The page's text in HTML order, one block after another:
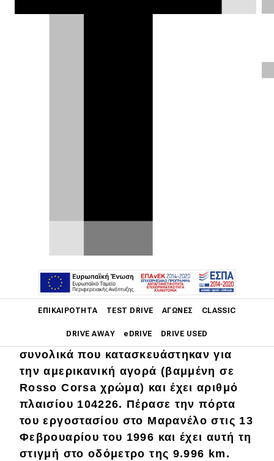
ΕΠΙΚΑΙΡΌΤΗΤΑ TEST DRIVE ΑΓΏΝΕΣ CLASSIC
DRIVE AWAY eDRIVE DRIVE USED
Main navigation
Επικαιρότητα
Νέα μοντέλα
Πρωτότυπα
Ελλάδα
εκκίνησης τα 4,5 εκατ. δολάρια...
Η συγκεκριμένη Ferrari F50 που θα
Pebble Beach, είναι η μία από τις 55
συνολικά που κατασκευάστηκαν για
την αμερικανική αγορά (βαμμένη σε
Rosso Corsa χρώμα) και έχει αριθμό
πλαισίου 104226. Πέρασε την πόρτα
του εργοστασίου στο Μαρανέλο στις 13
Φεβρουαρίου του 1996 και έχει αυτή τη
στιγμή στο οδόμετρο της 9.996 km.